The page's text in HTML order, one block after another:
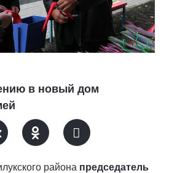
в новый дом
района председатель